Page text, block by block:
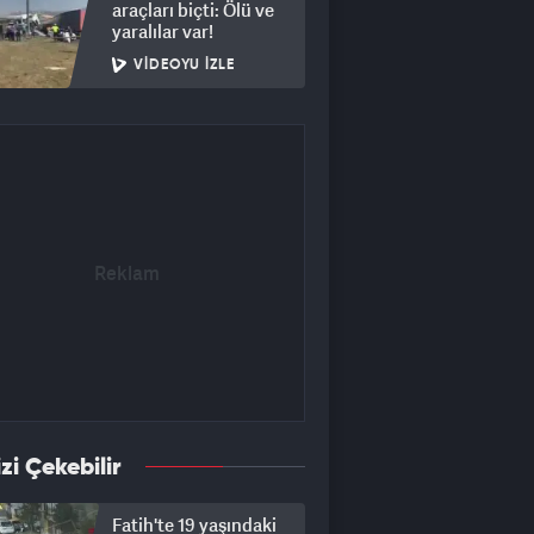
araçları biçti: Ölü ve
yaralılar var!
VIDEOYU İZLE
Çekebilir
Fatih'te 19 yaşındaki